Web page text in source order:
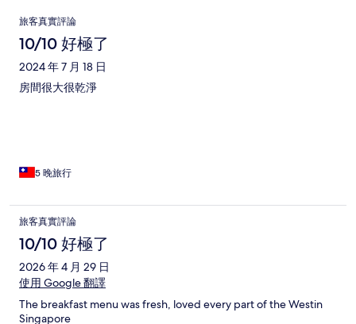
評
論
旅客真實評論
10/10 好極了
2024 年 7 月 18 日
房間很大很乾淨
5 晚旅行
旅客真實評論
10/10 好極了
2026 年 4 月 29 日
使用 Google 翻譯
The breakfast menu was fresh, loved every part of the Westin
Singapore